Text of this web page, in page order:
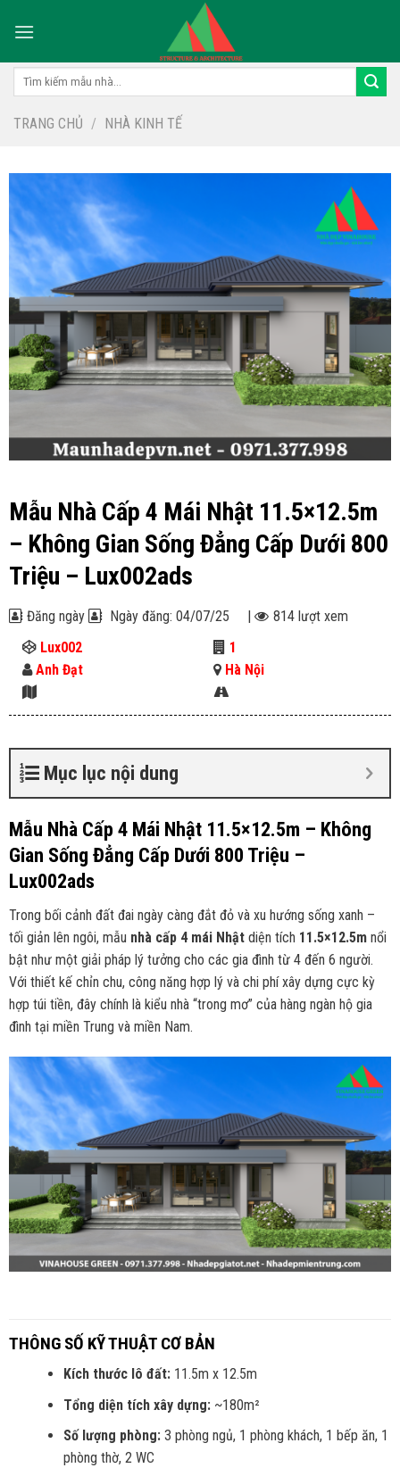
Tìm
TRANG CHỦ / NHÀ KINH TẾ
Mẫu Nhà Cấp 4 Mái Nhật 11.5×12.5m
– Không Gian Sống Đẳng Cấp Dưới 800
Triệu – Lux002ads
Đăng ngày Ngày đăng: 04/07/25 |
814 lượt xem
Lux002
1
Anh Đạt
Hà Nội
Mục lục nội dung
Mẫu Nhà Cấp 4 Mái Nhật 11.5×12.5m – Không
Gian Sống Đẳng Cấp Dưới 800 Triệu –
Lux002ads
Trong bối cảnh đất đai ngày càng đắt đỏ và xu hướng sống xanh –
tối giản lên ngôi, mẫu nhà cấp 4 mái Nhậtdiện tích 11.5×12.5mnổi
bật như một giải pháp lý tưởng cho các gia đình từ 4 đến 6 người.
Với thiết kế chỉn chu, công năng hợp lý và chi phí xây dựng cực kỳ
hợp túi tiền, đây chính là kiểu nhà “trong mơ” của hàng ngàn hộ gia
đình tại miền Trung và miền Nam.
THÔNG SỐ KỸ THUẬT CƠ BẢN
Kích thước lô đất:11.5m x 12.5m
Tổng diện tích xây dựng:~180m²
Số lượng phòng:3 phòng ngủ, 1 phòng khách, 1 bếp ăn, 1
phòng thờ, 2 WC